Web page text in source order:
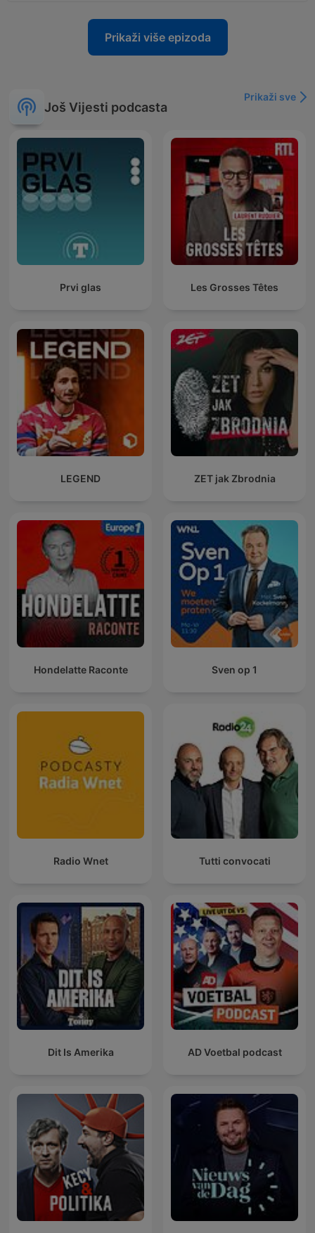
Prikaži više epizoda
Još Vijesti podcasta
Prikaži sve
Prvi glas Les Grosses Têtes
LEGEND ZET jak Zbrodnia
Hondelatte Raconte Sven op 1
Radio Wnet Tutti convocati
Dit Is Amerika AD Voetbal podcast